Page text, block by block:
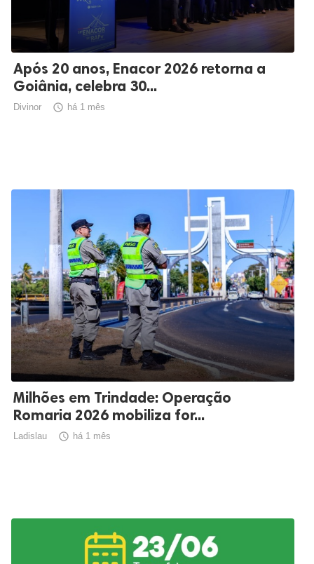
Após 20 anos, Enacor 2026 retorna a
Goiânia, celebra 30...
Divinor  há 1 mês
Milhões em Trindade: Operação
Romaria 2026 mobiliza for...
Ladislau  há 1 mês